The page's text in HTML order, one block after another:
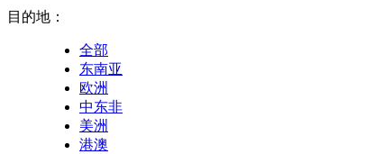
目的地：
全部
东南亚
欧洲
中东非
美洲
港澳